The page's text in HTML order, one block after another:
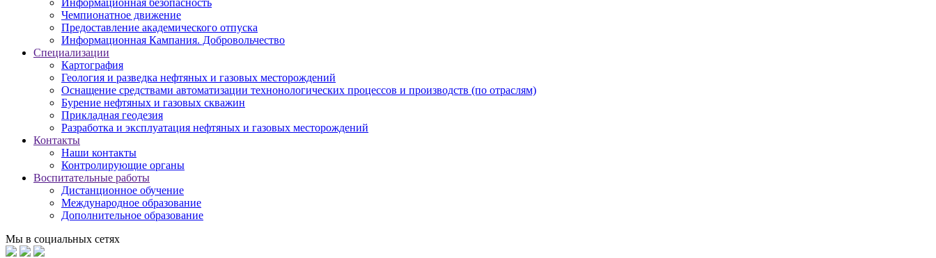
Чемпионатное движение
Предоставление академического отпуска
Информационная Кампания. Добровольчество
Специализации
Картография
Геология и разведка нефтяных и газовых месторождений
Оснащение средствами автоматизации технонологических процессов и производств (по отраслям)
Бурение нефтяных и газовых скважин
Прикладная геодезия
Разработка и эксплуатация нефтяных и газовых месторождений
Контакты
Наши контакты
Контролирующие органы
Воспитательные работы
Дистанционное обучение
Международное образование
Дополнительное образование
Мы в социальных сетях